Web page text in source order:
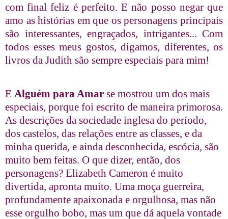
com final feliz é perfeito. E não posso negar que
amo as histórias em que os personagens principais
são interessantes, engraçados, intrigantes... Com
todos esses meus gostos, digamos, diferentes, os
livros da Judith são sempre especiais para mim!
E Alguém para Amar se mostrou um dos mais
especiais, porque foi escrito de maneira primorosa.
As descrições da sociedade inglesa do período,
dos castelos, das relações entre as classes, e da
minha querida, e ainda desconhecida, escócia, são
muito bem feitas. O que dizer, então, dos
personagens? Elizabeth Cameron é muito
divertida, apronta muito. Uma moça guerreira,
profundamente apaixonada e orgulhosa, mas não
esse orgulho bobo, mas um que dá aquela vontade